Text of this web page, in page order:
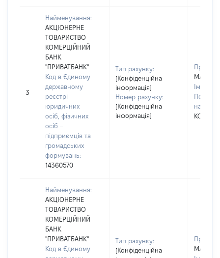
3
Найменування:
АКЦІОНЕРНЕ
ТОВАРИСТВО
КОМЕРЦІЙНИЙ
БАНК
"ПРИВАТБАНК"
Код в Єдиному
державному
реєстрі
юридичних
осіб, фізичних
осіб –
підприємців та
громадських
формувань:
14360570
Тип рахунку:
[Конфіденційна
інформація]
Номер рахунку:
[Конфіденційна
інформація]
Ім'я:
По
Найменування:
АКЦІОНЕРНЕ
ТОВАРИСТВО
КОМЕРЦІЙНИЙ
БАНК
"ПРИВАТБАНК"
Код в Єдиному
Тип рахунку:
[Конфіденційна